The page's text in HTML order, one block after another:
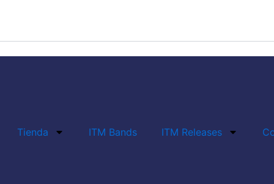
Tienda ITM Bands ITM Releases